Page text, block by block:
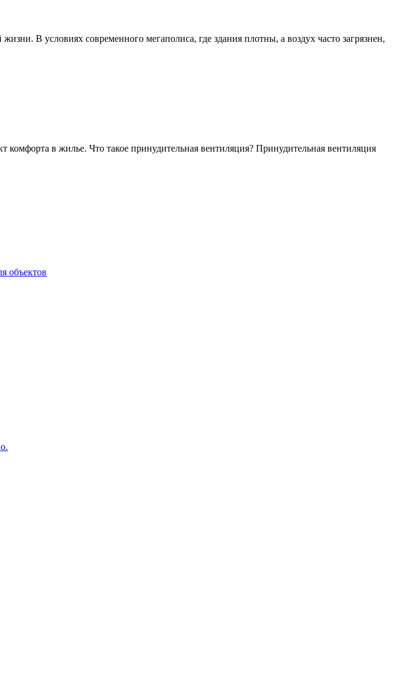
В условиях современного мегаполиса, где здания плотны, а воздух часто загрязнен,
в жилье. Что такое принудительная вентиляция? Принудительная вентиляция
объектов